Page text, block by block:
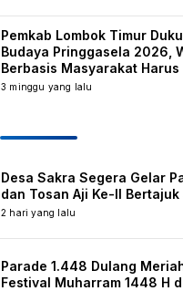
Pemkab Lombok Timur
Budaya Pringgasela 2026,
Berbasis Masyarakat Harus
3 minggu yang lalu
Desa Sakra Segera Gelar
dan Tosan Aji Ke-II
2 hari yang lalu
Parade 1.448 Dulang
Festival Muharram 1448 H